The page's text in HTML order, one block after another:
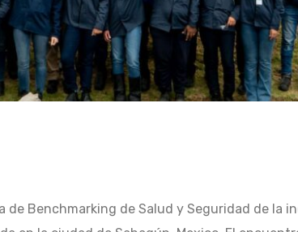
de Benchmarking de Salud y Seguridad de la